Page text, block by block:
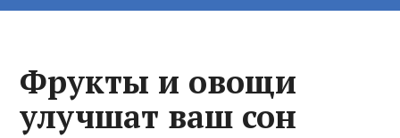
Фрукты и овощи
улучшат ваш сон